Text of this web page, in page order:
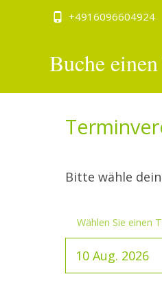
+4916096604924
Buche
Bitte wähle
Wählen Sie einen